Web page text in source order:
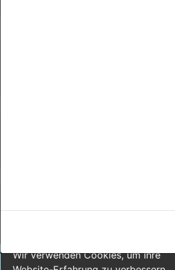
Wir verwenden Cookies, um Ihre